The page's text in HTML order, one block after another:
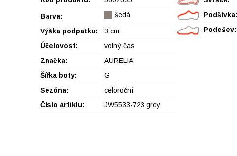
Barva: šedá
Výška podpatku:
3 cm
Účelovost:
volný čas
Značka:
AURELIA
Šířka boty:
G
Sezóna:
celoroční
Číslo artiklu:
JW5533-723 grey
Podšívka:
Podešev: